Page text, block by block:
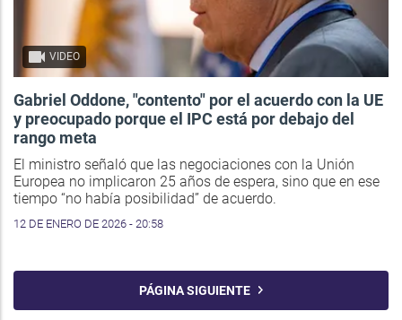
VIDEO
Gabriel Oddone, "contento" por el acuerdo con la UE
y preocupado porque el IPC está por debajo del
rango meta
El ministro señaló que las negociaciones con la Unión
Europea no implicaron 25 años de espera, sino que en ese
tiempo “no había posibilidad” de acuerdo.
12 DE ENERO DE 2026 - 20:58
PÁGINA SIGUIENTE